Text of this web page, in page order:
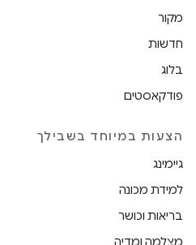
מקור
חדשות
בלוג
פודקאסטים
הצעות במיוחד בשבילך
גיימינג
למידת מכונה
בריאות וכושר
מצלמה ומדיה